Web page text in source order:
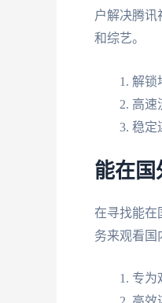
户解决腾
和综艺。
解锁
高速
稳定
能在国
在寻找能在
务来观看国
专为